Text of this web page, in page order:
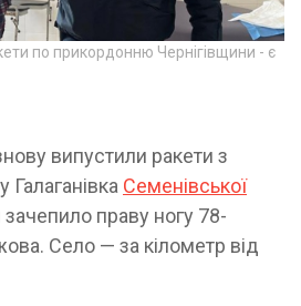
по прикордонню Чернігівщини - є
випустили ракети з
Галаганівка Семенівської
праву ногу 78-
Село — за кілометр від